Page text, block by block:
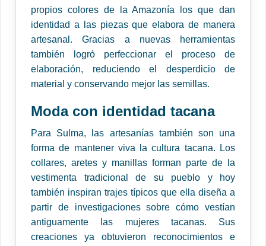
propios colores de la Amazonía los que dan
identidad a las piezas que elabora de manera
artesanal. Gracias a nuevas herramientas
también logró perfeccionar el proceso de
elaboración, reduciendo el desperdicio de
material y conservando mejor las semillas.
Moda con identidad tacana
Para Sulma, las artesanías también son una
forma de mantener viva la cultura tacana. Los
collares, aretes y manillas forman parte de la
vestimenta tradicional de su pueblo y hoy
también inspiran trajes típicos que ella diseña a
partir de investigaciones sobre cómo vestían
antiguamente las mujeres tacanas. Sus
creaciones ya obtuvieron reconocimientos e